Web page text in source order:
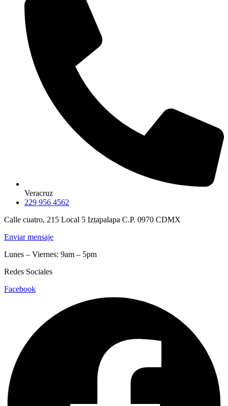
Veracruz
229 956 4562
Calle cuatro, 215 Local 5 Iztapalapa C.P. 0970 CDMX
Enviar mensaje
Lunes – Viernes: 9am – 5pm
Redes Sociales
Facebook